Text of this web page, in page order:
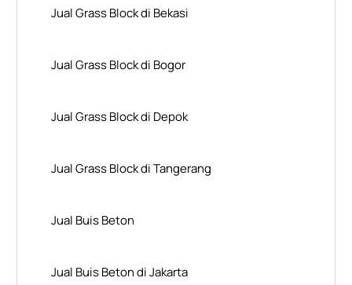
Jual Grass Block di Bekasi
Jual Grass Block di Bogor
Jual Grass Block di Depok
Jual Grass Block di Tangerang
Jual Buis Beton
Jual Buis Beton di Jakarta